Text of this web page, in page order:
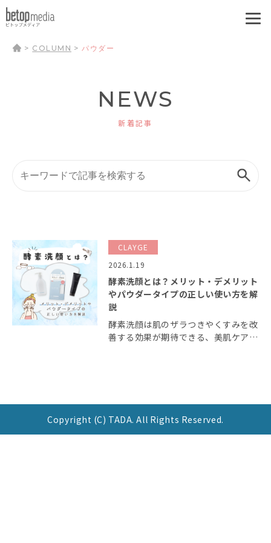
> COLUMN > パウダー
NEWS
新着記事
CLAYGE
2026.1.19
酵素洗顔とは？メリット・デメリット
やパウダータイプの正しい使い方を解
説
酵素洗顔は肌のザラつきやくすみを改
善する効果が期待できる、美肌ケアに
Copyright (C) TADA. All Rights Reserved.